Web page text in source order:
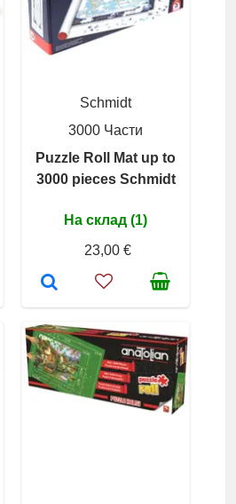
Schmidt
3000 Части
Puzzle Roll Mat up to
3000 pieces Schmidt
На склад (1)
23,00 €